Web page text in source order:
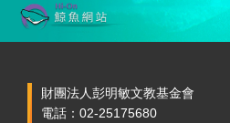
財團法人彭明敏文教基金會
電話：02-25175680